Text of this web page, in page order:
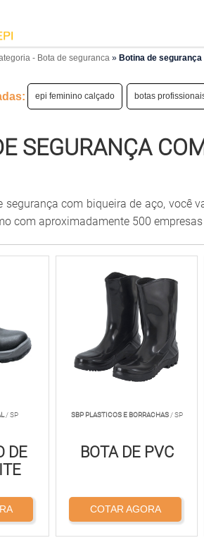
- Bota de seguranca » Botina de
epi feminino calçado botas
SEGURANÇA
segurança com biqueira de aço, você
com aproximadamente 500
/ SP
DE
SBP PLASTICOS E BORRACHAS/ SP
BOTA DE PVC
COTAR AGORA